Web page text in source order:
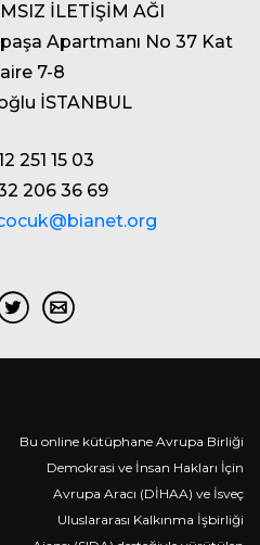
İLETİŞİM AĞI
Apartmanı No 37 Kat
7-8
İSTANBUL
251 15 03
206 36 69
Bu online kütüphane Avrupa Birliği
Demokrasi ve İnsan Hakları İçin
Avrupa Aracı (DİHAA) ve İsveç
Uluslararası Kalkınma İşbirliği